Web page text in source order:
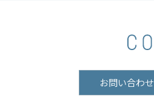
お問い合わせ